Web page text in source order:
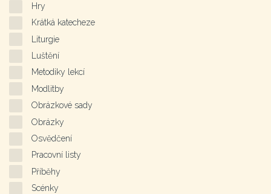
Hry
Krátká katecheze
Liturgie
Luštění
Metodiky lekcí
Modlitby
Obrázkové sady
Obrázky
Osvědčení
Pracovní listy
Příběhy
Scénky